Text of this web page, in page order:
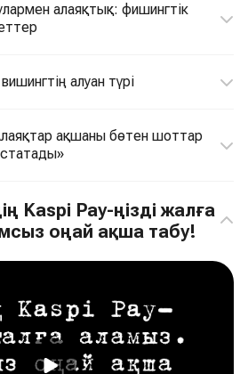
алаяқтық: фишингтік
алуан түрі
ақшаны бөтен шоттар
Kaspi Pay-ңізді жалға
оңай ақша табу!